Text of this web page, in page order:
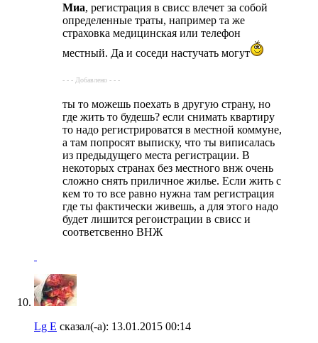
Миа, регистрация в свисс влечет за собой
определенные траты, например та же
страховка медицинская или телефон
местный. Да и соседи настучать могут
- - - Добавлено - - -
ты то можешь поехать в другую страну, но
где жить то будешь? если снимать квартиру
то надо регистрироватся в местной коммуне,
а там попросят выписку, что ты виписалась
из предыдущего места регистрации. В
некоторых странах без местного внж очень
сложно снять приличное жилье. Если жить с
кем то то все равно нужна там регистрация
где ты фактически живешь, а для этого надо
будет лишится регоистрации в свисс и
соответсвенно ВНЖ
Lg E сказал(-а): 13.01.2015 00:14